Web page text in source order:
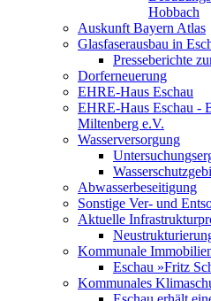
Hobbach
Auskunft Bayern Atlas
Glasfaserausbau in
Presseberichte
Dorferneuerung
EHRE-Haus Eschau
EHRE-Haus Eschau -
Miltenberg e.V.
Wasserversorgung
Abwasserbeseitigung
Sonstige Ver- und
Aktuelle
Kommunale
Eschau »Fritz
Kommunales